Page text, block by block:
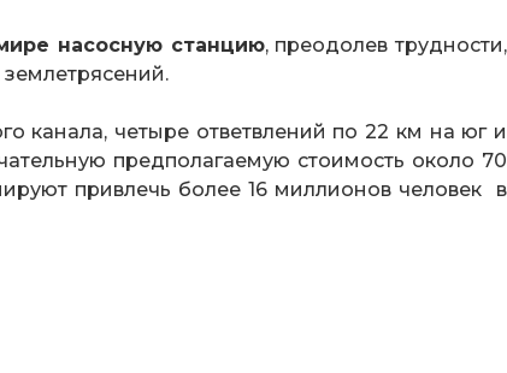
насосную станцию, преодолев трудности,
канала, четыре ответвлений по 22 км на юг и
предполагаемую стоимость около 70
привлечь более 16 миллионов человек в